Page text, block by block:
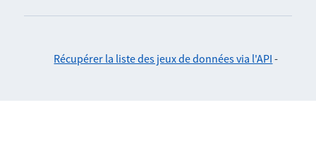
Récupérer la liste des jeux de données via l'API -